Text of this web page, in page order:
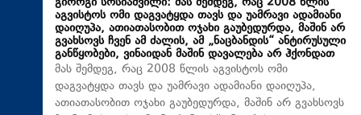
აგვისტოს ომი დაგვატყდა თავს და უამრავი ადამიანი
დაიღუპა, ათიათასობით ოჯახი გაუბედურდა, მაშინ არ
გვახსოვს ჩვენ ამ ძალის, ამ „ნაცბანდის“ ანტირუსული
განწყობები, ვინაიდან მაშინ დავალება არ ჰქონდათ
მას შემდეგ, რაც 2008 წლის აგვისტოს ომი
დაგვატყდა თავს და უამრავი ადამიანი დაიღუპა,
ათიათასობით ოჯახი გაუბედურდა, მაშინ არ გვახსოვს